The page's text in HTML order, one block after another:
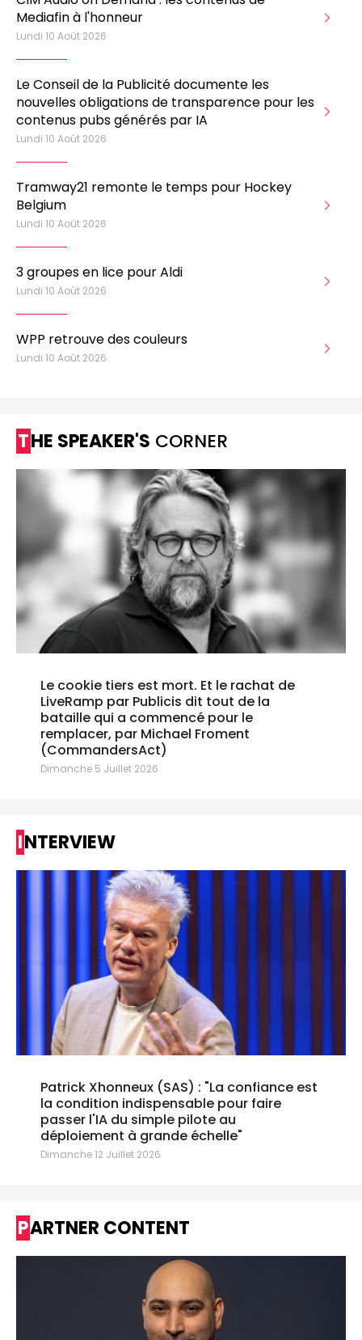
Mediafin à l'honneur
Lundi 10 Août 2026
Le Conseil de la Publicité documente les
nouvelles obligations de transparence pour les
contenus pubs générés par IA
Lundi 10 Août 2026
Tramway21 remonte le temps pour Hockey
Belgium
Lundi 10 Août 2026
3 groupes en lice pour Aldi
Lundi 10 Août 2026
WPP retrouve des couleurs
Lundi 10 Août 2026
THE SPEAKER'S CORNER
Le cookie tiers est mort. Et le rachat de
LiveRamp par Publicis dit tout de la
bataille qui a commencé pour le
remplacer, par Michael Froment
(CommandersAct)
Dimanche 5 Juillet 2026
INTERVIEW
Patrick Xhonneux (SAS) : "La confiance est
la condition indispensable pour faire
passer l'IA du simple pilote au
déploiement à grande échelle"
Dimanche 12 Juillet 2026
PARTNER CONTENT